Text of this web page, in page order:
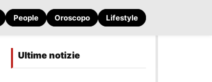
People Oroscopo Lifestyle
Ultime notizie